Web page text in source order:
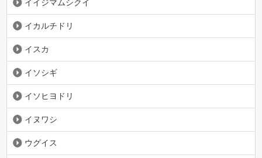
イイジマムシクイ
イカルチドリ
イスカ
イソシギ
イソヒヨドリ
イヌワシ
ウグイス